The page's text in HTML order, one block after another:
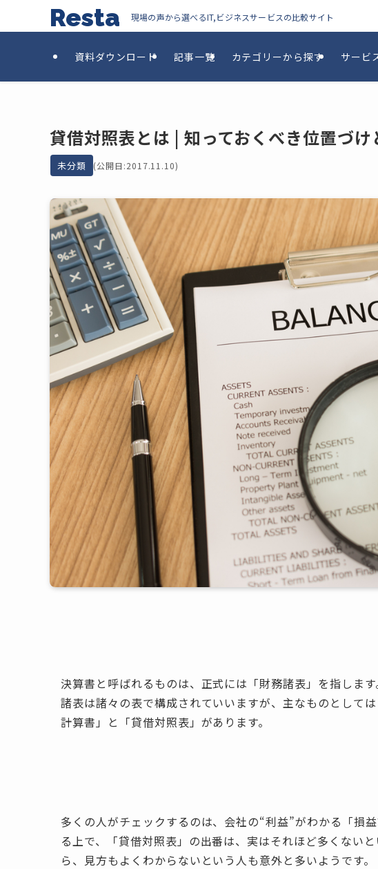
Resta 現場の声から選べるIT,ビジネスサービスの比較サイト
資料ダウンロード 記事一覧 カテゴリーから探す サービ
貸借対照表とは | 知っておくべき位置づ
未分類 (公開日:2017.11.10)
決算書と呼ばれるものは、正式には「財務諸表」を指しま
諸表は諸々の表で構成されていいますが、主なものとして
計算書」と「貸借対照表」があります。
多くの人がチェックするのは、会社の“利益”がわかる「損
る上で、「貸借対照表」の出番は、実はそれほど多くない
ら、見方もよくわからないという人も意外と多いようです。